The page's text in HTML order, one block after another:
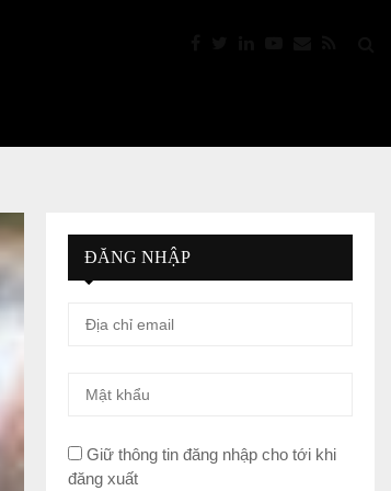
ĐĂNG NHẬP
Giữ thông tin đăng nhập cho tới khi
đăng xuất